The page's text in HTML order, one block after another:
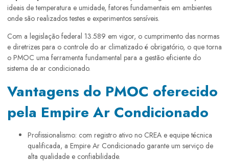
ideais de temperatura e umidade, fatores fundamentais em ambientes
onde são realizados testes e experimentos sensíveis.
Com a legislação federal 13.589 em vigor, o cumprimento das normas
e diretrizes para o controle do ar climatizado é obrigatório, o que torna
o PMOC uma ferramenta fundamental para a gestão eficiente do
sistema de ar condicionado.
Vantagens do PMOC oferecido
pela Empire Ar Condicionado
Profissionalismo: com registro ativo no CREA e equipe técnica
qualificada, a Empire Ar Condicionado garante um serviço de
alta qualidade e confiabilidade.